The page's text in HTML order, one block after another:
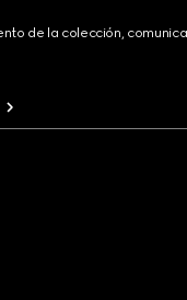
de la colección,